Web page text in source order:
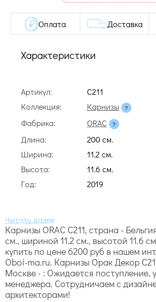
Характеристики
Артикул:
C211
Коллекция:
Карнизы
Фабрика:
ORAC
Длина:
200 cм.
Ширина:
11.2 cм.
Высота:
11.6 cм.
Год:
2019
Оплата Доставка
Карнизы ORAC C211, страна -
cм., шириной 11.2 cм., высотой 11.6
купить по цене 6200 руб в нашем
Oboi-ma.ru. Карнизы Орак Декор
Москве - : Ожидается поступление,
менеджера. Сотрудничаем с
архитекторами!